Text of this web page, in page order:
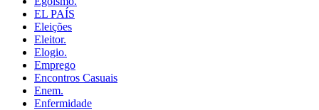
EL PAÍS
Eleições
Eleitor.
Elogio.
Emprego
Encontros Casuais
Enem.
Enfermidade